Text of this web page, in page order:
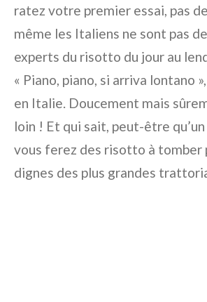
ratez votre premier essai, pas
même les Italiens ne sont pas
experts du risotto du jour au
« Piano, piano, si arriva lontano
en Italie. Doucement mais
loin ! Et qui sait, peut-être qu’un
vous ferez des risotto à tomber
dignes des plus grandes